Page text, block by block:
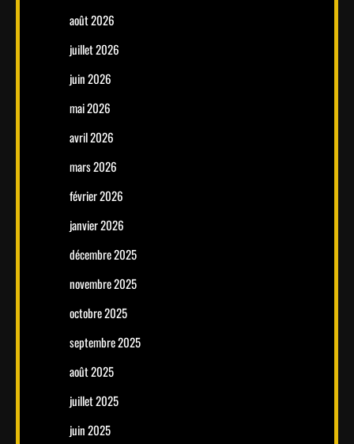
août 2026
juillet 2026
juin 2026
mai 2026
avril 2026
mars 2026
février 2026
janvier 2026
décembre 2025
novembre 2025
octobre 2025
septembre 2025
août 2025
juillet 2025
juin 2025